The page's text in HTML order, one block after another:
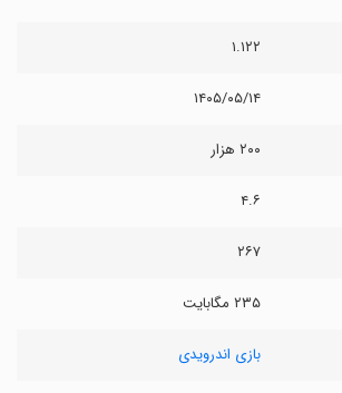
۱.۱۲۲
۱۴۰۵/۰۵/۱۴
۲۰۰ هزار
۴.۶
۲۶۷
۲۳۵ مگابایت
بازی اندرویدی